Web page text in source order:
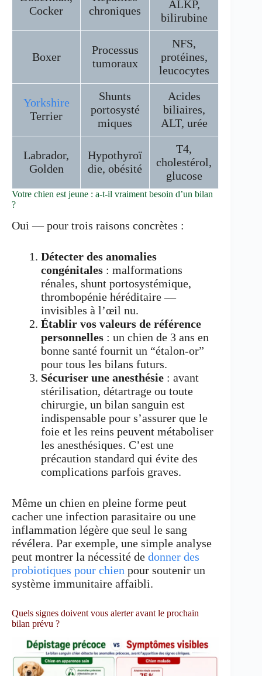
Cocker
chroniques
ALKP,
bilirubine
Boxer
Processus
tumoraux
NFS,
protéines,
leucocytes
Yorkshire
Terrier
Shunts
portosysté
miques
Acides
biliaires,
ALT, urée
Labrador,
Golden
Hypothyroï
die, obésité
T4,
cholestérol,
glucose
Votre chien est jeune : a-t-il vraiment besoin d’un bilan
?
Oui — pour trois raisons concrètes :
Détecter des anomalies
congénitales : malformations
rénales, shunt portosystémique,
thrombopénie héréditaire —
invisibles à l’œil nu.
Établir vos valeurs de référence
personnelles : un chien de 3 ans en
bonne santé fournit un “étalon-or”
pour tous les bilans futurs.
Sécuriser une anesthésie : avant
stérilisation, détartrage ou toute
chirurgie, un bilan sanguin est
indispensable pour s’assurer que le
foie et les reins peuvent métaboliser
les anesthésiques. C’est une
précaution standard qui évite des
complications parfois graves.
Même un chien en pleine forme peut
cacher une infection parasitaire ou une
inflammation légère que seul le sang
révélera. Par exemple, une simple analyse
peut montrer la nécessité de donner des
probiotiques pour chien pour soutenir un
système immunitaire affaibli.
Quels signes doivent vous alerter avant le prochain
bilan prévu ?